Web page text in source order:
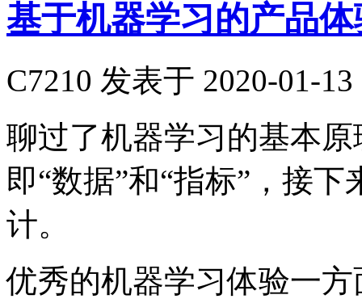
基于机器学习的产品
C7210 发表于 2020-01-13
聊过了机器学习的基本
即“数据”和“指标”，接
计。
优秀的机器学习体验一